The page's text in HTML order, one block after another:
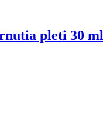
pleti 30 ml